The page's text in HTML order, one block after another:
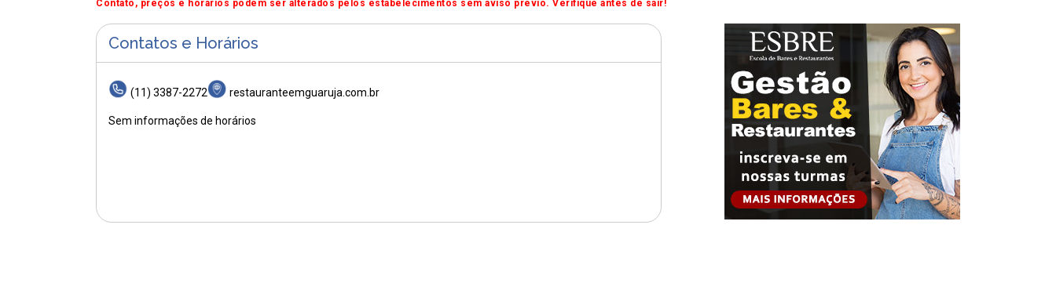
Contato, preços e horários podem ser alterados pelos estabelecimentos sem aviso prévio. Verifique antes de sair!
Contatos e Horários
(11) 3387-2272 restauranteemguaruja.com.br
Sem informações de horários